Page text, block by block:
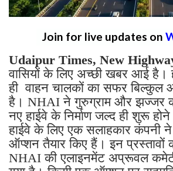
Join for live updates on
Udaipur Times, New
वासियों के लिए अच्छी खबर आई है।
ही वाहन चालकों का सफर बिल्कुल
है। NHAI ने गुरुग्राम और झज्जर
नए हाईवे के निर्माण जल्द ही शुरू
हाईवे के लिए एक सलाहकार कंपनी
ऑप्शन तैयार किए हैं। इन प्रस्तावों
NHAI की एलाइनमेंट अप्रूवल